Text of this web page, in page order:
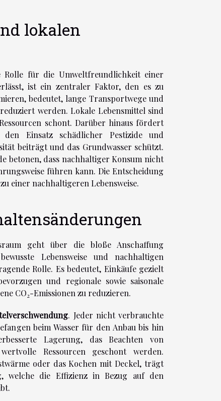
lokalen
Rolle für die Umweltfreundlichkeit einer
ist ein zentraler Faktor, den es zu
bedeutet, lange Transportwege und
werden. Lokale Lebensmittel sind
schont. Darüber hinaus fördert
Einsatz schädlicher Pestizide und
beiträgt und das Grundwasser schützt.
betonen, dass nachhaltiger Konsum nicht
führen kann. Die Entscheidung
einer nachhaltigeren Lebensweise.
geht über die bloße Anschaffung
Lebensweise und nachhaltigen
Rolle. Es bedeutet, Einkäufe gezielt
und regionale sowie saisonale
CO2-Emissionen zu reduzieren.
. Jeder nicht verbrauchte
beim Wasser für den Anbau bis hin
Lagerung, das Beachten von
Ressourcen geschont werden.
oder das Kochen mit Deckel, trägt
welche die Effizienz in Bezug auf den